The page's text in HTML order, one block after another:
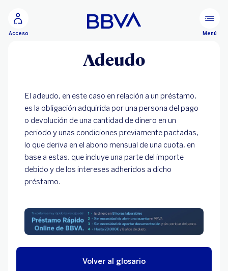
Acceso Menú
Adeudo
El adeudo, en este caso en relación a un préstamo,
es la obligación adquirida por una persona del pago
o devolución de una cantidad de dinero en un
periodo y unas condiciones previamente pactadas,
lo que deriva en el abono mensual de una cuota, en
base a estas, que incluye una parte del importe
debido y de los intereses adheridos a dicho
préstamo.
Volver al glosario